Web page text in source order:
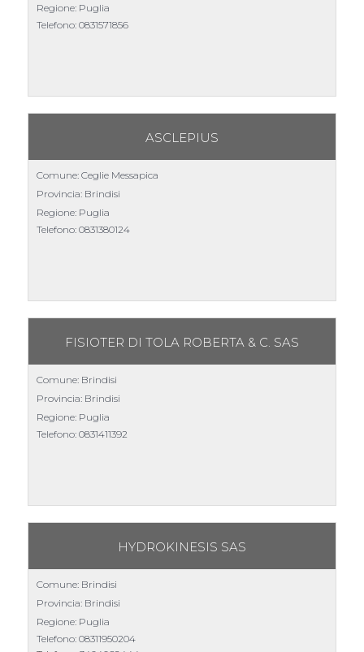
Regione: Puglia
Telefono: 0831571856
ASCLEPIUS
Comune: Ceglie Messapica
Provincia: Brindisi
Regione: Puglia
Telefono: 0831380124
FISIOTER DI TOLA ROBERTA & C. SAS
Comune: Brindisi
Provincia: Brindisi
Regione: Puglia
Telefono: 0831411392
HYDROKINESIS SAS
Comune: Brindisi
Provincia: Brindisi
Regione: Puglia
Telefono: 08311950204